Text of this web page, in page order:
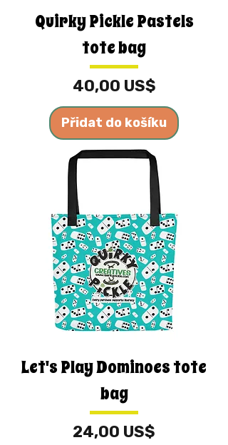
Quirky Pickle Pastels
tote bag
Cena
40,00 US$
Přidat do košíku
Let's Play Dominoes tote
bag
Cena
24,00 US$